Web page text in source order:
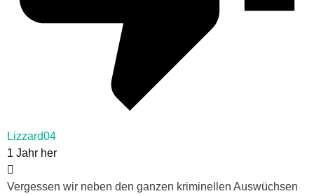
Lizzard04
1 Jahr her
Vergessen wir neben den ganzen kriminellen Auswüchsen